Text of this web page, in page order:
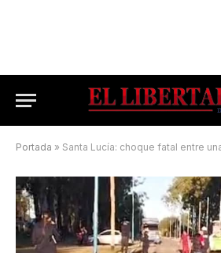
Portada » Santa Lucía: choque fatal entre